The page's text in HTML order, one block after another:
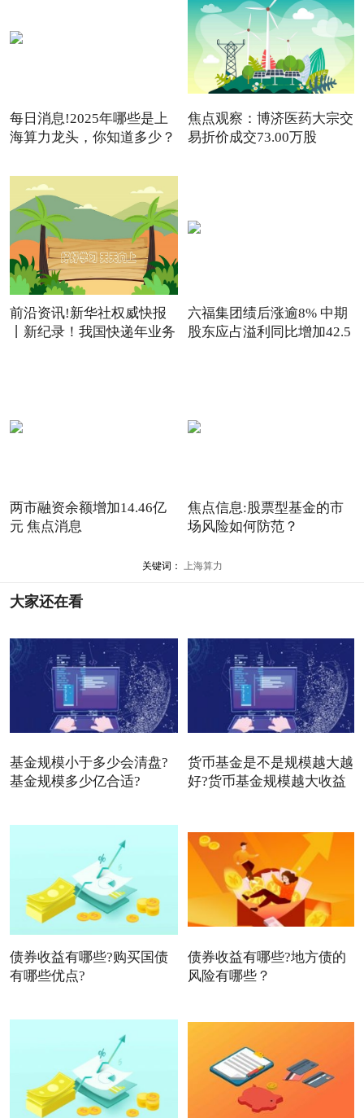
每日消息!2025年哪些是上
海算力龙头，你知道多少？
焦点观察：博济医药大宗交
易折价成交73.00万股
前沿资讯!新华社权威快报
丨新纪录！我国快递年业务
六福集团绩后涨逾8% 中期
股东应占溢利同比增加42.5
两市融资余额增加14.46亿
元 焦点消息
焦点信息:股票型基金的市
场风险如何防范？
关键词： 上海算力
大家还在看
基金规模小于多少会清盘?
基金规模多少亿合适?
货币基金是不是规模越大越
好?货币基金规模越大收益
债券收益有哪些?购买国债
有哪些优点?
债券收益有哪些?地方债的
风险有哪些？